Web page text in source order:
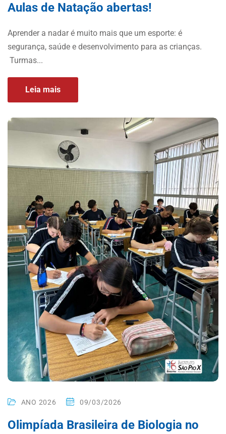
Aulas de Natação abertas!
Aprender a nadar é muito mais que um esporte: é
segurança, saúde e desenvolvimento para as crianças.
Turmas...
Leia mais
ANO 2026 09/03/2026
Olimpíada Brasileira de Biologia no